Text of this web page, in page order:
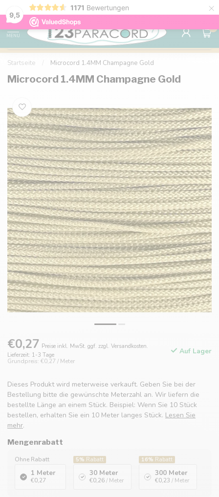
9,5
1171 Bewertungen ×
Kostenlose Lieferung nach Hause ab 150 €
MENU
0
Startseite Microcord 1.4MM Champagne Gold
Microcord 1.4MM Champagne Gold
€0,27 Preise inkl. MwSt. ggf. zzgl. Versandkosten.
Lieferzeit: 1-3 Tage
Grundpreis: €0,27 / Meter
Auf Lager
Dieses Produkt wird meterweise verkauft. Geben Sie bei der
Bestellung bitte die gewünschte Meterzahl an. Wir liefern die
bestellte Länge an einem Stück. Beispiel: Wenn Sie 10 Stück
bestellen, erhalten Sie ein 10 Meter langes Stück. Lesen Sie
mehr.
Mengenrabatt
Ohne Rabatt
1 Meter
€0,27
5% Rabatt
30 Meter
€0,26/ Meter
16% Rabatt
300 Meter
€0,23 / Meter